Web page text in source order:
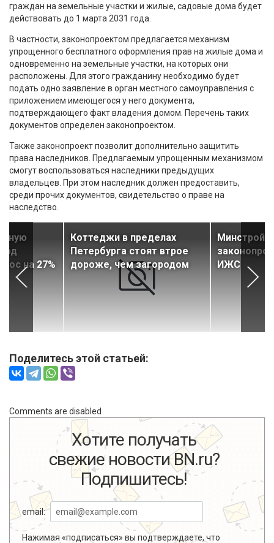
граждан на земельные участки и жилые, садовые дома будет
действовать до 1 марта 2031 года.
В частности, законопроектом предлагается механизм
упрощенного бесплатного оформления прав на жилые дома и
одновременно на земельные участки, на которых они
расположены. Для этого гражданину необходимо будет
подать одно заявление в орган местного самоуправления с
приложением имеющегося у него документа,
подтверждающего факт владения домом. Перечень таких
документов определен законопроектом.
Также законопроект позволит дополнительно защитить
права наследников. Предлагаемым упрощенным механизмом
смогут воспользоваться наследники предыдущих
владельцев. При этом наследник должен предоставить,
среди прочих документов, свидетельство о праве на
наследство.
на 27%
Коттеджи в пределах
Петербурга стоят втрое
дороже, чем загородом
Минстрой
ИЖС
Поделитесь этой статьей:
Comments are disabled
Хотите получать
свежие новости BN.ru?
Подпишитесь!
email:
Нажимая «подписаться» вы подтверждаете, что